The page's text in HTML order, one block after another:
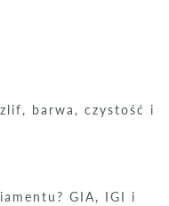
barwa, czystość i
GIA, IGI i